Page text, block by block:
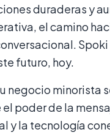
duraderas y
el camino
futuro, hoy.
negocio minorista
poder de la
y la tecnología